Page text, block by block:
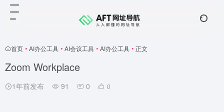
首页 • AI办公工具 • AI会议工具 • AI办公工具 • 正文
Zoom Workplace
1年前发布 91 0 0